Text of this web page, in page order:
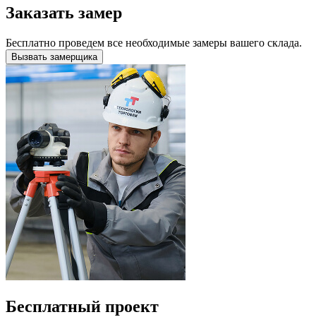
Заказать замер
Бесплатно проведем все необходимые замеры вашего склада.
Вызвать замерщика
Бесплатный проект